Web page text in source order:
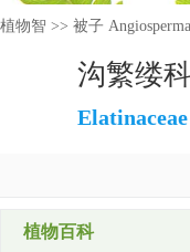
植物智 >> 被子
沟繁缕科
Elatinaceae
植物百科